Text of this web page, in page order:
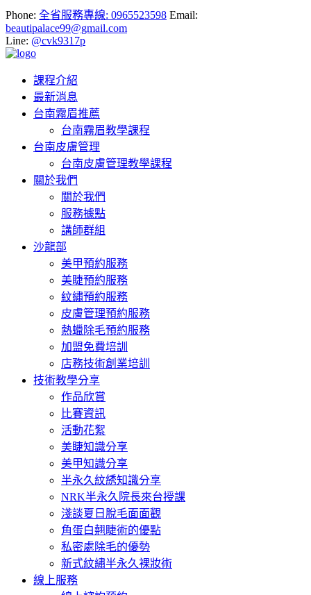
Phone: 全省服務專線: 0965523598 Email:
beautipalace99@gmail.com
Line: @cvk9317p
課程介紹
最新消息
台南霧眉推薦
台南霧眉教學課程
台南皮膚管理
台南皮膚管理教學課程
關於我們
關於我們
服務據點
講師群組
沙龍部
美甲預約服務
美睫預約服務
紋繡預約服務
皮膚管理預約服務
熱蠟除毛預約服務
加盟免費培訓
店務技術創業培訓
技術教學分享
作品欣賞
比賽資訊
活動花絮
美睫知識分享
美甲知識分享
半永久紋綉知識分享
NRK半永久院長來台授課
淺談夏日脫毛面面觀
角蛋白翹睫術的優點
私密處除毛的優勢
新式紋繡半永久裸妝術
線上服務